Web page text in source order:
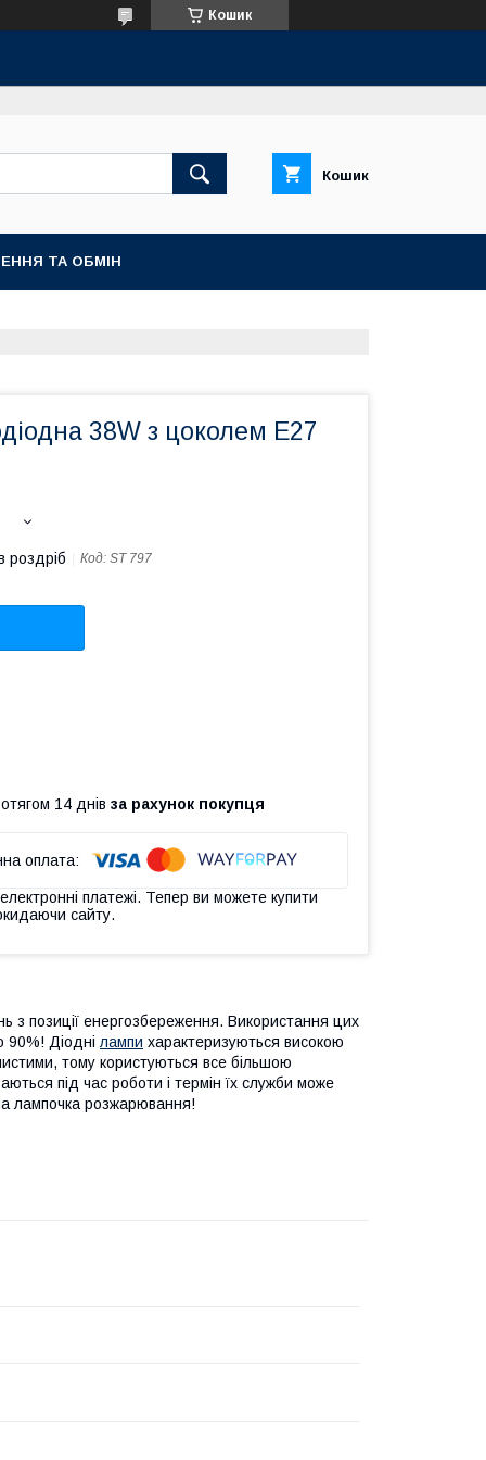
Кошик
Кошик
ТА ОБМІН
38W з цоколем E27
роздріб Код: ST 797
14 днів за рахунок покупця
платежі. Тепер ви можете купити
сайту.
з позиції енергозбереження. Використання цих
90%! Діодні лампи характеризуються високою
тому користуються все більшою
під час роботи і термін їх служби може
лампочка розжарювання!